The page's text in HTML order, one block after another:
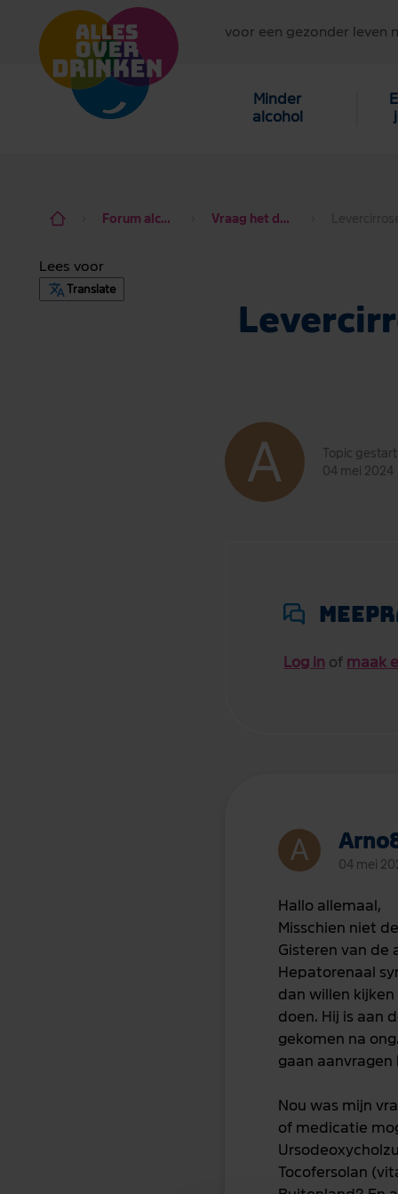
voor een gezonder leven
Minder
alcohol
Forum alcohol de baas Vraag het de hulpverlener
Lees voor
Translate
Topic
04 mei 2024
Log in of maak
04 mei
Hallo allemaal,
Misschien niet
Gisteren van de
Hepatorenaal
dan willen
doen. Hij is aan
gekomen na
gaan aanvragen
Nou was mijn
of medicatie
Tocofersolan